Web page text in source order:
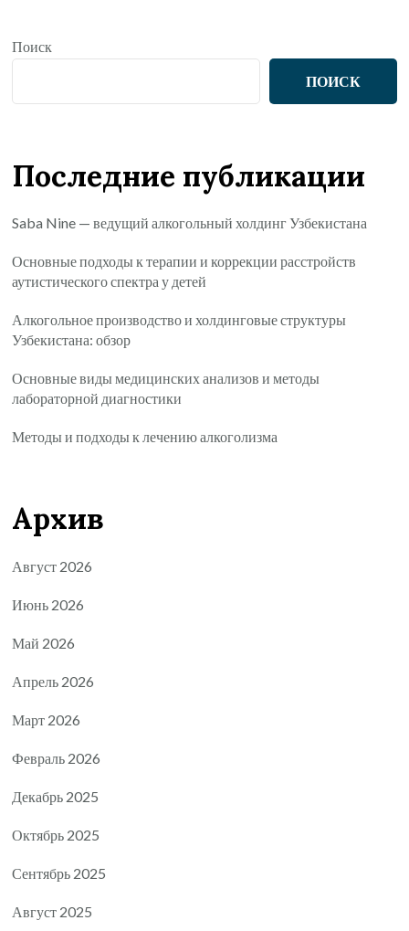
Поиск
ПОИСК
Последние публикации
Saba Nine — ведущий алкогольный холдинг Узбекистана
Основные подходы к терапии и коррекции расстройств
аутистического спектра у детей
Алкогольное производство и холдинговые структуры
Узбекистана: обзор
Основные виды медицинских анализов и методы
лабораторной диагностики
Методы и подходы к лечению алкоголизма
Архив
Август 2026
Июнь 2026
Май 2026
Апрель 2026
Март 2026
Февраль 2026
Декабрь 2025
Октябрь 2025
Сентябрь 2025
Август 2025